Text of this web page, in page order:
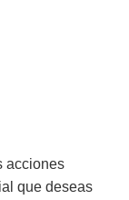
acciones
que deseas